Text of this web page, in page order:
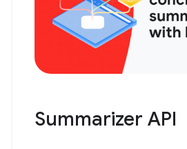
Summarizer API